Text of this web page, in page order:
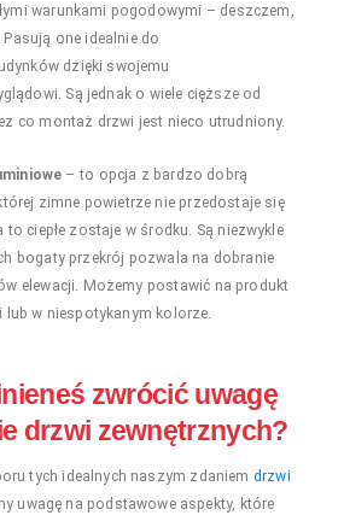
warunkami pogodowymi – deszczem,
one idealnie do
dzięki swojemu
Są jednak o wiele cięższe od
co montaż drzwi jest nieco utrudniony.
– to opcja z bardzo dobrą
zimne powietrze nie przedostaje się
to ciepłe zostaje w środku. Są niezwykle
bogaty przekrój pozwala na dobranie
elewacji. Możemy postawić na produkt
lub w niespotykanym kolorze.
zwrócić uwagę
drzwi zewnętrznych?
tych idealnych naszym zdaniem drzwi
uwagę na podstawowe aspekty, które